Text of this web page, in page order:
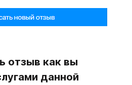
отзыв как вы
данной